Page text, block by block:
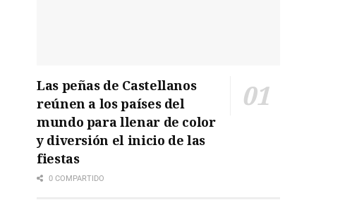
Las peñas de Castellanos
reúnen a los países del
mundo para llenar de color
y diversión el inicio de las
fiestas
0 COMPARTIDO